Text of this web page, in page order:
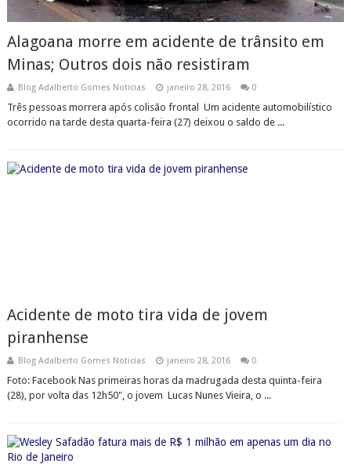
Alagoana morre em acidente de trânsito em
Minas; Outros dois não resistiram
Blog Adalberto Gomes Noticias janeiro 28, 2016 0
Três pessoas morrera após colisão frontal Um acidente automobilístico
ocorrido na tarde desta quarta-feira (27) deixou o saldo de ...
Acidente de moto tira vida de jovem
piranhense
Blog Adalberto Gomes Noticias janeiro 28, 2016 0
Foto: Facebook Nas primeiras horas da madrugada desta quinta-feira
(28), por volta das 12h50", o jovem Lucas Nunes Vieira, o ...